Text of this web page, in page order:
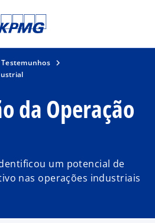
Testemunhos
da Operação
um potencial de
nas operações industriais